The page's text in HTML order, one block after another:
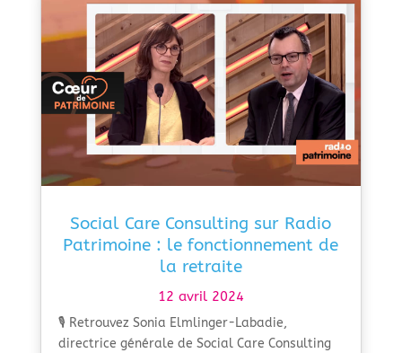
Social Care Consulting sur Radio
Patrimoine : le fonctionnement de
la retraite
12 avril 2024
🎙️ Retrouvez Sonia Elmlinger-Labadie,
directrice générale de Social Care Consulting